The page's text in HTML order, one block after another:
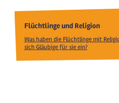
Flüchtlinge und Religion
Was haben die Flüchtlinge mit
sich Gläubige für sie ein?